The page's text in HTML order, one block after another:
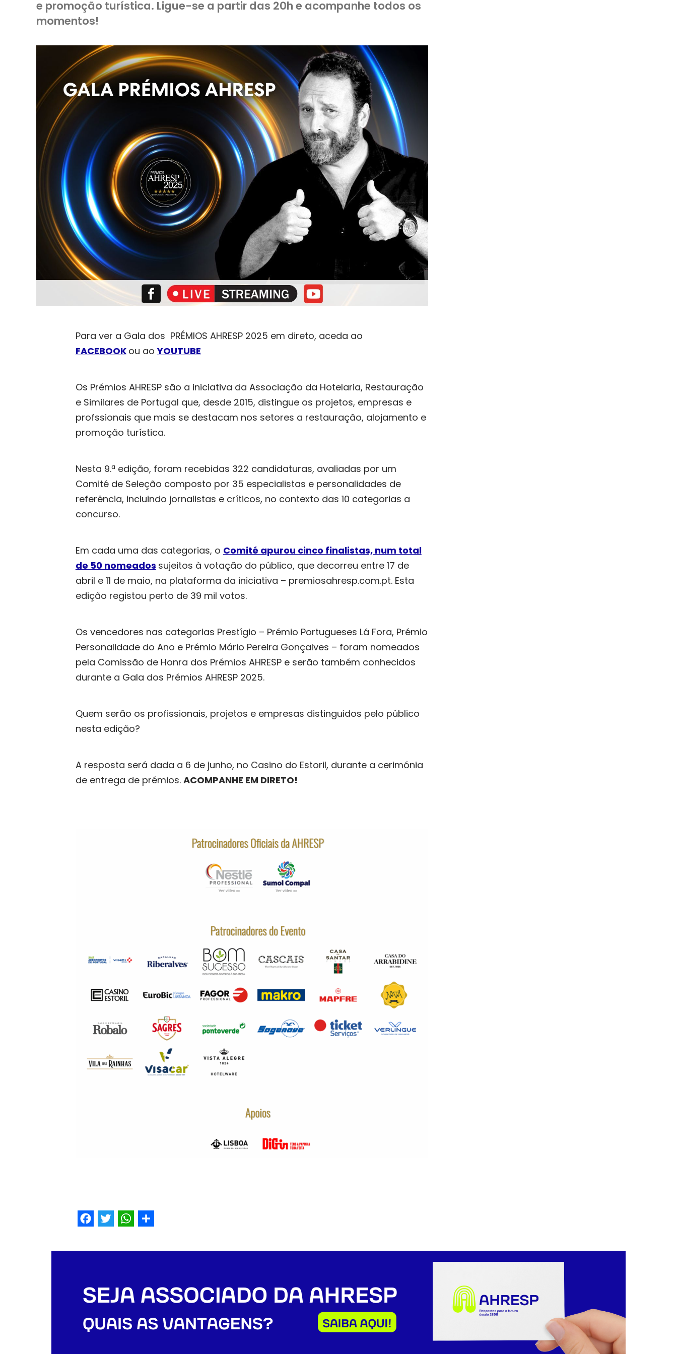
e promoção turística. Ligue-se a partir das 20h e acompanhe todos os
momentos!
Para ver a Gala dos PRÉMIOS AHRESP 2025 em direto, aceda ao
FACEBOOK ou aoYOUTUBE
Os Prémios AHRESP são a iniciativa da Associação da Hotelaria, Restauração
e Similares de Portugal que, desde 2015, distingue os projetos, empresas e
profssionais que mais se destacam nos setores a restauração, alojamento e
promoção turística.
Nesta 9.ª edição, foram recebidas 322 candidaturas, avaliadas por um
Comité de Seleção composto por 35 especialistas e personalidades de
referência, incluindo jornalistas e críticos, no contexto das 10 categorias a
concurso.
Em cada uma das categorias, o Comité apurou cinco finalistas, num total
de 50 nomeados sujeitos à votação do público, que decorreu entre 17 de
abril e 11 de maio, na plataforma da iniciativa – premiosahresp.com.pt. Esta
edição registou perto de 39 mil votos.
Os vencedores nas categorias Prestígio – Prémio Portugueses Lá Fora, Prémio
Personalidade do Ano e Prémio Mário Pereira Gonçalves – foram nomeados
pela Comissão de Honra dos Prémios AHRESP e serão também conhecidos
durante a Gala dos Prémios AHRESP 2025.
Quem serão os profissionais, projetos e empresas distinguidos pelo público
nesta edição?
A resposta será dada a 6 de junho, no Casino do Estoril, durante a cerimónia
de entrega de prémios. ACOMPANHE EM DIRETO!
Facebook
TwitterWhatsApp